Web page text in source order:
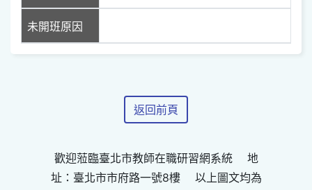
未開班原因
返回前頁
歡迎蒞臨臺北市教師在職研習網系統 地
址：臺北市市府路一號8樓 以上圖文均為